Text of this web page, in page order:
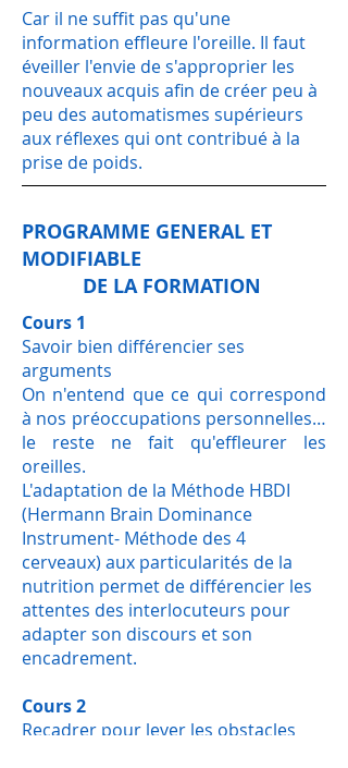
Car il ne suffit pas qu'une
information effleure l'oreille. Il faut
éveiller l'envie de s'approprier les
nouveaux acquis afin de créer peu à
peu des automatismes supérieurs
aux réflexes qui ont contribué à la
prise de poids.
PROGRAMME GENERAL ET
MODIFIABLE
DE LA FORMATION
Cours 1
Savoir bien différencier ses
arguments
On n'entend que ce qui correspond
à nos préoccupations personnelles…
le reste ne fait qu'effleurer les
oreilles.
L'adaptation de la Méthode HBDI
(Hermann Brain Dominance
Instrument- Méthode des 4
cerveaux) aux particularités de la
nutrition permet de différencier les
attentes des interlocuteurs pour
adapter son discours et son
encadrement.
Cours 2
Recadrer pour lever les obstacles